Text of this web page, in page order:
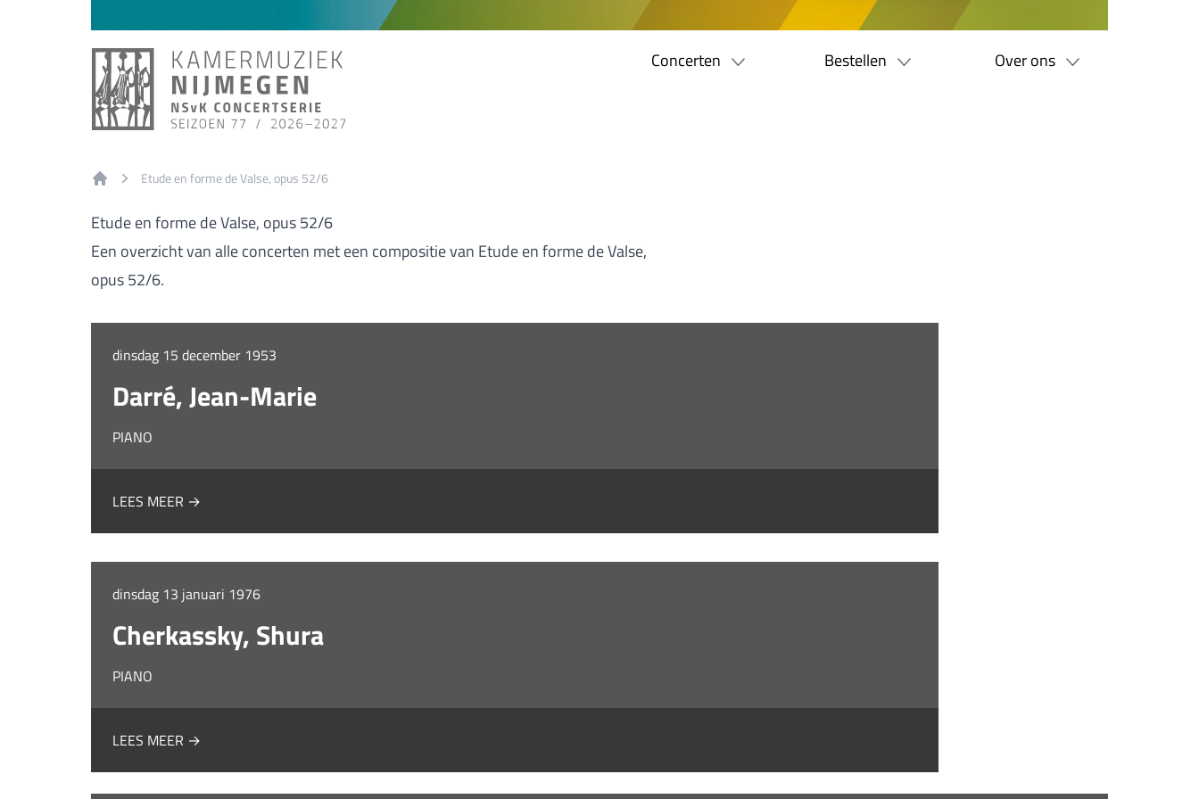
Concerten Bestellen Over ons
Etude en forme de Valse, opus 52/6
Etude en forme de Valse, opus 52/6
Een overzicht van alle concerten met een compositie van Etude en forme de Valse,
opus 52/6.
dinsdag 15 december 1953
Darré, Jean-Marie
PIANO
LEES MEER →
dinsdag 13 januari 1976
Cherkassky, Shura
PIANO
LEES MEER →